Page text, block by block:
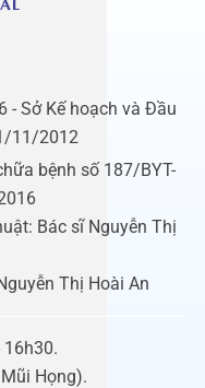
- Sở Kế hoạch và Đầu
11/2012
bệnh số 187/BYT-
Bác sĩ Nguyễn Thị
Thị Hoài An
Họng).